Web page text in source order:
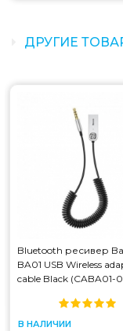
ДРУГИЕ
Bluetooth ресивер
BA01 USB Wireless
cable Black (CABA01-
В НАЛИЧИИ